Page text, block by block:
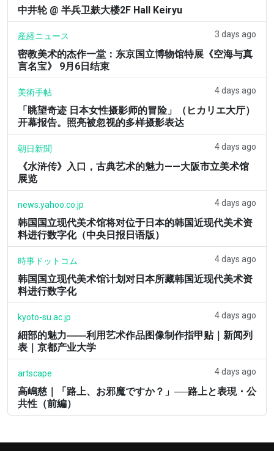
中井轮 @ 半兵卫麸大楼2F Hall Keiryu
産経ニュース 3 days ago
密教美术的杰作一堂：东京国立博物馆特展《空海与真
言名宝》 9月6日结束
美術手帖 4 days ago
「眺望奇迹 日本女性摄影师的冒险」（ヒカリエ大厅）
开幕报告。照亮被忽视的多样摄影表达
朝日新聞 4 days ago
《水浒传》入口，古典艺术的魅力——大阪市立美术馆
展览
news.yahoo.co.jp 4 days ago
韩国国立现代美术馆将对位于日本的韩国近现代美术资
料进行数字化（中央日报日语版）
時事ドットコム 4 days ago
韩国国立现代美术馆计划对日本所藏韩国近现代美术资
料进行数字化
kyoto-su.ac.jp 4 days ago
細部的魅力――利用艺术作品图像制作指甲贴｜新闻列
表｜京都产业大学
artscape 4 days ago
高嶋慈｜「路上、お邪魔ですか？」──路上と表現・公
共性（前編）